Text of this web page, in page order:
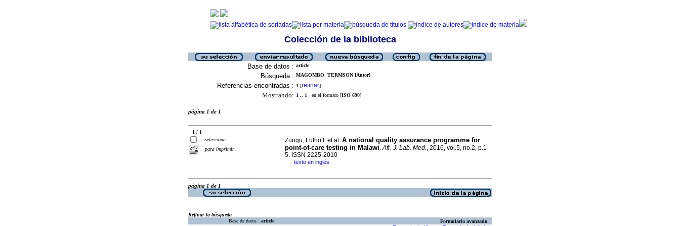
Colección de la biblioteca
Base de datos : article
Búsqueda : MAGOMBO, TERMSON [Autor]
Referencias encontradas : 1 [refinar]
Mostrando: 1 .. 1 en el formato [ISO 690]
página 1 de 1
1 / 1
selecciona
para imprimir
Zungu, Lutho I. et al. A national quality assurance programme for
point-of-care testing in Malawi.Afr. J. Lab. Med., 2016, vol.5, no.2, p.1-
5. ISSN 2225-2010
· texto en inglés
página 1 de 1
Refinar la búsqueda
Base de datos : article Formulario avanzado